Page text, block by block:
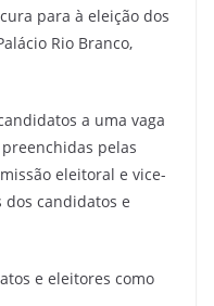
para à eleição dos
Rio Branco,
a uma vaga
pelas
eleitoral e vice-
candidatos e
e eleitores como